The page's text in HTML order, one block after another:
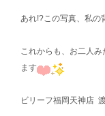
あれ!?この写真、私の
これからも、お二人
ます
ビリーフ福岡天神店